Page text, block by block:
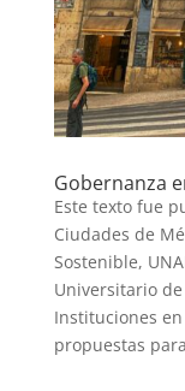
Gobernanza
Este texto fue
Ciudades de
Sostenible,
Universitario
Instituciones
propuestas